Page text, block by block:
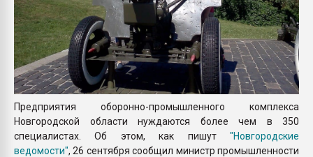
Предприятия оборонно-промышленного комплекса
Новгородской области нуждаются более чем в 350
специалистах. Об этом, как пишут "Новгородские
ведомости", 26 сентября сообщил министр промышленности